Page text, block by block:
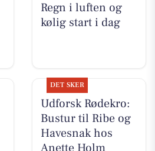
Regn i luften og
kølig start i dag
DET SKER
Udforsk Rødekro:
Bustur til Ribe og
Havesnak hos
Anette Holm